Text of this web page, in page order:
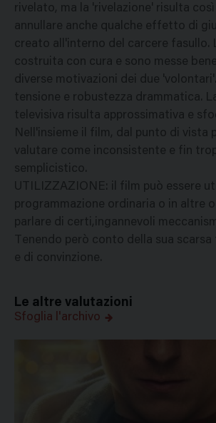
rivelato, ma la 'rivelazione' risulta
annullare anche qualche effetto di
creato all'interno del carcere fasullo.
costruita con cura e sono messe
diverse motivazioni dei due
tensione e robustezza drammatica.
televisiva risulta approssimativa e
Nell'insieme il film, dal punto di vista
valutare come inconsistente e fin
semplicistico.
UTILIZZAZIONE: il film può essere
programmazione ordinaria o in altre
parlare di certi,ingannevoli
Tenendo però conto della sua
e di convinzione.
Le altre valutazioni
Sfoglia l'archivo